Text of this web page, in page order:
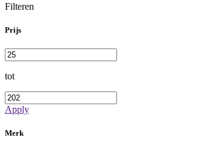
Filteren
Prijs
tot
Apply
Merk